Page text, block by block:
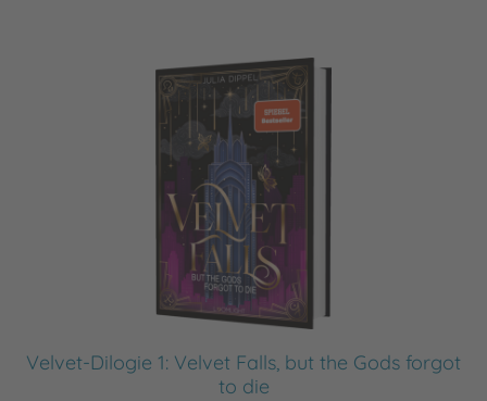
Velvet-Dilogie 1: Velvet Falls, but the Gods forgot
to die